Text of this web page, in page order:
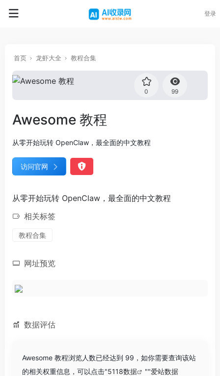
登录
首页 龙虾大全 教程合集
0 99
Awesome 教程
从零开始玩转 OpenClaw，最全面的中文教程
访问官网
从零开始玩转 OpenClaw，最全面的中文教程
相关标签
教程合集
网址预览
数据评估
Awesome 教程浏览人数已经达到 99，如你需要查询该站
的相关权重信息，可以点击"5118数据 ""爱站数据